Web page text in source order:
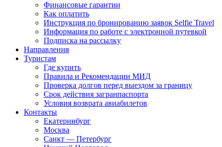
Финансовые гарантии
Как оплатить
Инструкция по бронированию заявок Selfie Travel
Информация по работе с электронной путевкой
Подписка на рассылку
Направления
Туристам
Где купить
Правила и Рекомендации МИД
Проверка долгов перед выездом за границу
Срок действия загранпаспорта
Условия возврата авиабилетов
Контакты
Екатеринбург
Москва
Санкт — Петербург